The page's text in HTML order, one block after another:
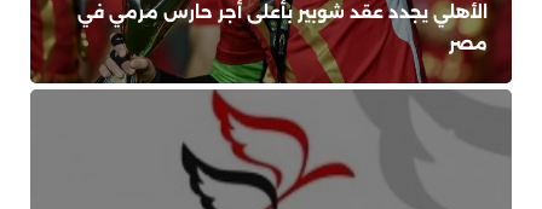
الأهلي يجدد عقد شوبير بأعلى أجر حارس مرمي في
مصر